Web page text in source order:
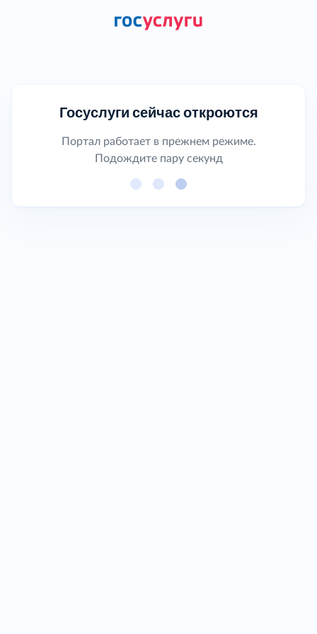
Госуслуги сейчас откроются
Портал работает в прежнем режиме.
Подождите пару секунд